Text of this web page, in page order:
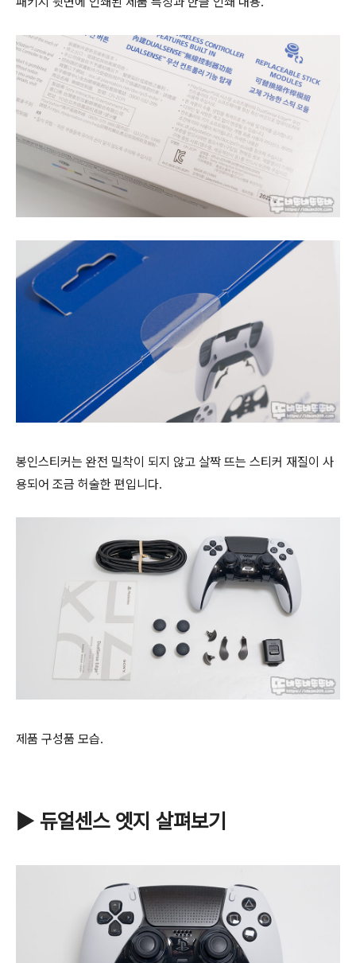
봉인스티커는 완전 밀착이 되지 않고 살짝 뜨는 스티커 재질이 사
용되어 조금 허술한 편입니다.
제품 구성품 모습.
▶ 듀얼센스 엣지 살펴보기